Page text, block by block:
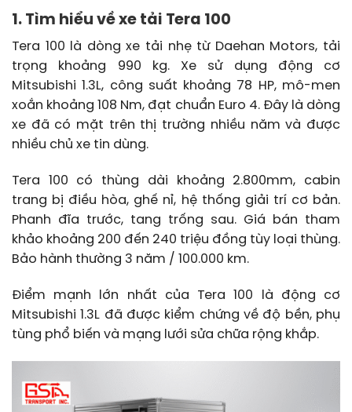
1. Tìm hiểu về xe tải Tera 100
Tera 100 là dòng xe tải nhẹ từ Daehan Motors, tải
trọng khoảng 990 kg. Xe sử dụng động cơ
Mitsubishi 1.3L, công suất khoảng 78 HP, mô-men
xoắn khoảng 108 Nm, đạt chuẩn Euro 4. Đây là dòng
xe đã có mặt trên thị trường nhiều năm và được
nhiều chủ xe tin dùng.
Tera 100 có thùng dài khoảng 2.800mm, cabin
trang bị điều hòa, ghế nỉ, hệ thống giải trí cơ bản.
Phanh đĩa trước, tang trống sau. Giá bán tham
khảo khoảng 200 đến 240 triệu đồng tùy loại thùng.
Bảo hành thường 3 năm / 100.000 km.
Điểm mạnh lớn nhất của Tera 100 là động cơ
Mitsubishi 1.3L đã được kiểm chứng về độ bền, phụ
tùng phổ biến và mạng lưới sửa chữa rộng khắp.